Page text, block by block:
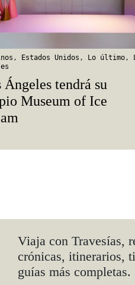
, Estados Unidos , Lo último,
Ángeles tendrá su
Museum of Ice
Viaja con Travesías,
crónicas, itinerarios,
guías más completas.